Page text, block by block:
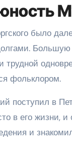
было
Большую
трудной
фольклором.
поступил в
в его жизни,
и